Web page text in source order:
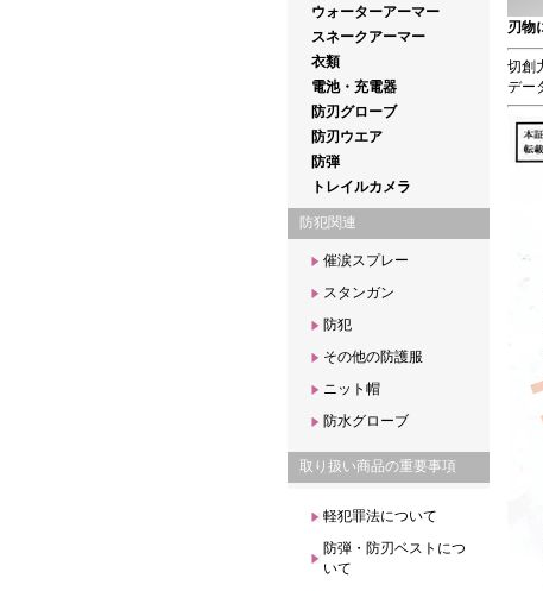
ウォーターアーマー
スネークアーマー
衣類
電池・充電器
防刃グローブ
防刃ウエア
防弾
トレイルカメラ
防犯関連
催涙スプレー
スタンガン
防犯
その他の防護服
ニット帽
防水グローブ
取り扱い商品の重要事項
軽犯罪法について
防弾・防刃ベストにつ
いて
刃物
切創
デー